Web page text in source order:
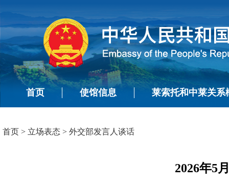
首页 使馆信息 莱索托和中莱关系
首页 > 立场表态 > 外交部发言人谈话
2026年5